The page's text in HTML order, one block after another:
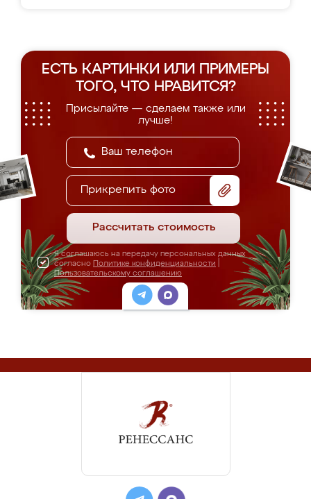
ЕСТЬ КАРТИНКИ ИЛИ ПРИМЕРЫ
ТОГО, ЧТО НРАВИТСЯ?
Присылайте — сделаем также или
лучше!
Прикрепить фото
Рассчитать стоимость
Я соглашаюсь на передачу персональных данных
согласно Политике конфиденциальности
Пользовательскому соглашению